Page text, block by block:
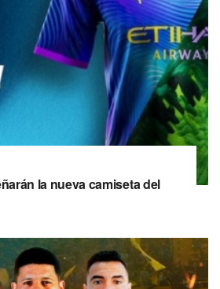
la nueva camiseta del